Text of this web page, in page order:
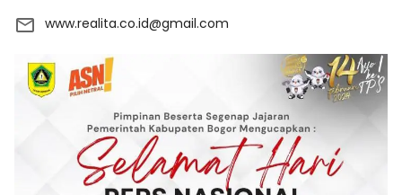
www.realita.co.id@gmail.com